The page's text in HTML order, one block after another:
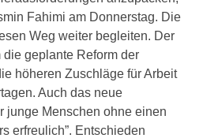
Fahimi am Donnerstag. Die
Weg weiter begleiten. Der
geplante Reform der
höheren Zuschläge für Arbeit
Auch das neue
junge Menschen ohne einen
erfreulich”. Entschieden